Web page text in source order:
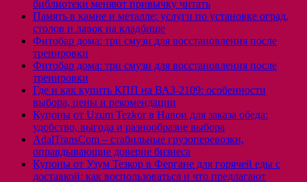
библиотеки меняют привычку читать
Память в камне и металле: услуги по установке оград,
столов и лавок на кладбище
Фитобар дома: три смузи для восстановления после
тренировки
Фитобар дома: три смузи для восстановления после
тренировки
Где и как купить КПП на ВАЗ-2109: особенности
выбора, цены и рекомендации
Купоны от Uzum Tezkor в Навои для заказа обеда:
удобство, выгода и разнообразие выбора
AdalTransCom – стабильные грузоперевозки,
оправдывающие доверие бизнеса
Купоны от Узум Тезкор в Фергане для горячей еды с
доставкой: как воспользоваться и что предлагают